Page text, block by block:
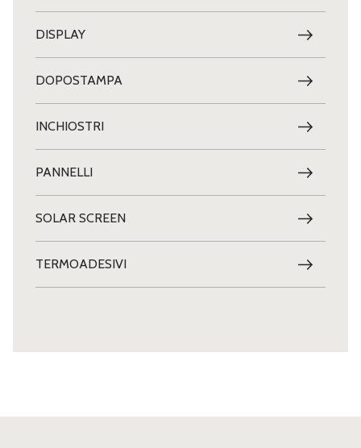
DISPLAY
DOPOSTAMPA
INCHIOSTRI
PANNELLI
SOLAR SCREEN
TERMOADESIVI